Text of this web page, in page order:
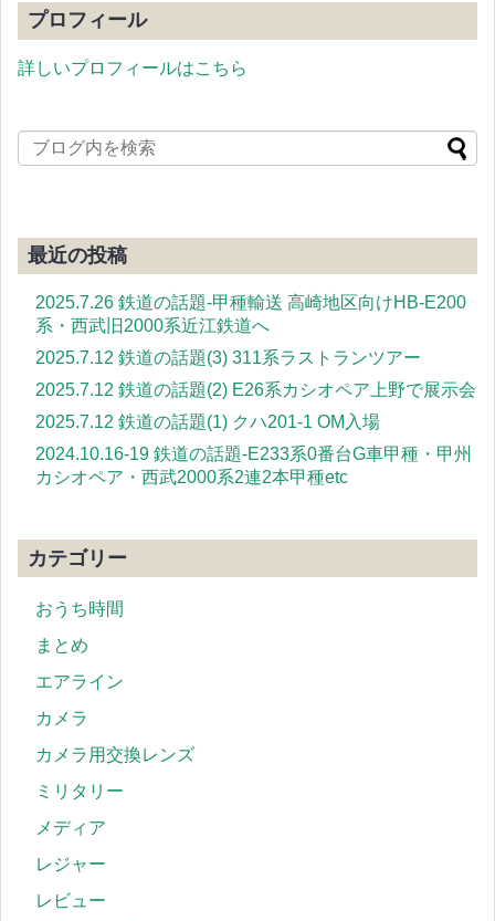
プロフィール
詳しいプロフィールはこちら
最近の投稿
2025.7.26 鉄道の話題-甲種輸送 高崎地区向けHB-E200
系・西武旧2000系近江鉄道へ
2025.7.12 鉄道の話題(3) 311系ラストランツアー
2025.7.12 鉄道の話題(2) E26系カシオペア上野で展示会
2025.7.12 鉄道の話題(1) クハ201-1 OM入場
2024.10.16-19 鉄道の話題-E233系0番台G車甲種・甲州
カシオペア・西武2000系2連2本甲種etc
カテゴリー
おうち時間
まとめ
エアライン
カメラ
カメラ用交換レンズ
ミリタリー
メディア
レジャー
レビュー